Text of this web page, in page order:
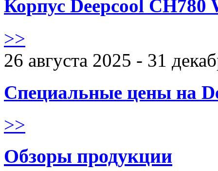
Корпус Deepcool CH780
>>
26 августа 2025 - 31
Специальные цены на
>>
Обзоры продукции